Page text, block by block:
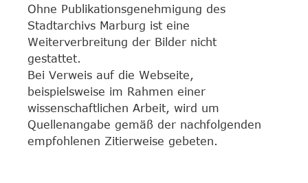
Ohne Publikationsgenehmigung des
Stadtarchivs Marburg ist eine
Weiterverbreitung der Bilder nicht
gestattet.
Bei Verweis auf die Webseite,
beispielsweise im Rahmen einer
wissenschaftlichen Arbeit, wird um
Quellenangabe gemäß der nachfolgenden
empfohlenen Zitierweise gebeten.